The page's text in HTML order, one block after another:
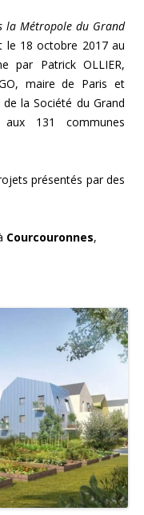
la Métropole du Grand
le 18 octobre 2017 au
par Patrick OLLIER,
maire de Paris et
la Société du Grand
131 communes
présentés par des
Courcouronnes,